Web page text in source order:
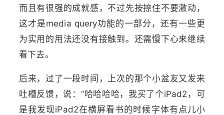
而且有很强的成就感，不过先按捺住不要激动，
这才是media query功能的一部分，还有一些更
为实用的用法还没有接触到。还需慢下心来继续
看下去。
后来，过了一段时间，上次的那个小盆友又发来
吐槽反馈，说：“哈哈哈哈，我买了个iPad2，可
是我发现iPad2在横屏看书的时候字体有点儿小